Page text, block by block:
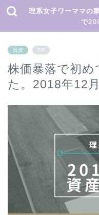
理系女子ワーママの
で
投資 PR
株価暴落で初め
た。2018年12